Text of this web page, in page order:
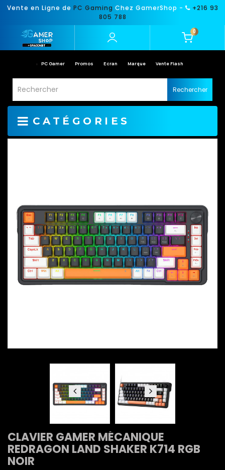
Vente en Ligne de PC Gaming Chez GamerShop -
+216 93
805 788
0
PC Gamer Promos Ecran Marque Vente Flash
Rechercher
CATÉGORIES
CLAVIER GAMER MÉCANIQUE
REDRAGON LAND SHAKER K714 RGB
NOIR